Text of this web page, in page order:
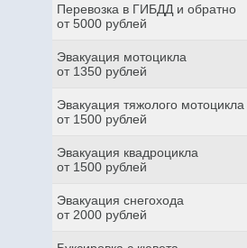
Перевозка в ГИБДД и обратно
от 5000 рублей
Эвакуация мотоцикла
от 1350 рублей
Эвакуация тяжолого мотоцикла
от 1500 рублей
Эвакуация квадроцикла
от 1500 рублей
Эвакуация снегохода
от 2000 рублей